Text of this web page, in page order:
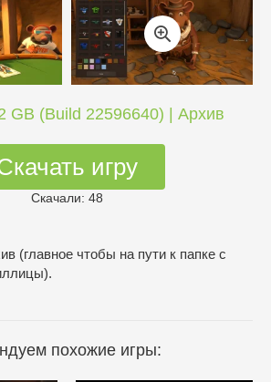
GB (Build 22596640) | Архив
игру
Скачали: 48
(главное чтобы на пути к папке с
похожие игры: